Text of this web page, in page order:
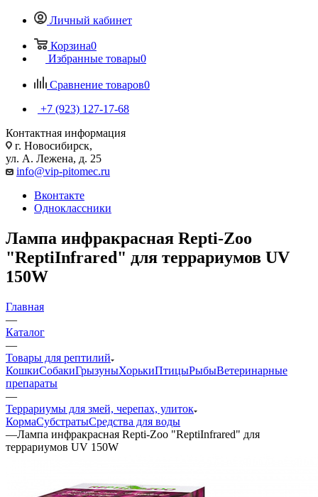
Личный кабинет
Корзина0
Избранные товары0
Сравнение товаров0
+7 (923) 127-17-68
Контактная информация
г. Новосибирск,
ул. А. Лежена, д. 25
info@vip-pitomec.ru
Вконтакте
Одноклассники
Лампа инфракрасная Repti-Zoo
"ReptiInfrared" для террариумов UV
150W
Главная
—
Каталог
—
Товары для рептилий
КошкиСобакиГрызуныХорькиПтицыРыбыВетеринарные
препараты
—
Террариумы для змей, черепах, улиток
КормаСубстратыСредства для воды
—Лампа инфракрасная Repti-Zoo "ReptiInfrared" для
террариумов UV 150W